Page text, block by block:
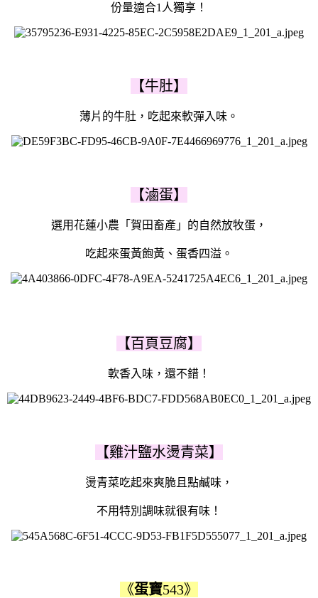
份量適合1人獨享！
【牛肚】
薄片的牛肚，吃起來軟彈入味。
【滷蛋】
選用花蓮小農「賀田畜產」的自然放牧蛋，
吃起來蛋黃飽黃、蛋香四溢。
【百頁豆腐】
軟香入味，還不錯！
【雞汁鹽水燙青菜】
燙青菜吃起來爽脆且點鹹味，
不用特別調味就很有味！
《蛋寶543》